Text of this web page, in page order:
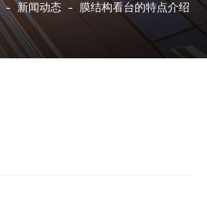
新闻动态 膜结构看台的特点介绍